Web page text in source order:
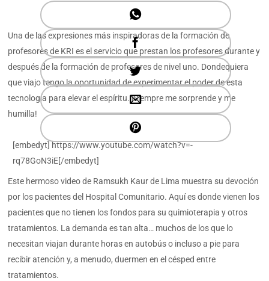
Una de las expresiones más inspiradoras de la formación de
profesores de KRI es el servicio que prestan los profesores durante y
después de la formación de profesores de nivel uno. Dondequiera
que viajo tengo la oportunidad de experimentar el poder de esta
tecnología para elevar el espíritu. ¡Siempre me sorprende y me
humilla!
[embedyt] https://www.youtube.com/watch?v=-
rq78GoN3iE[/embedyt]
Este hermoso video de Ramsukh Kaur de Lima muestra su devoción
por los pacientes del Hospital Comunitario. Aquí es donde vienen los
pacientes que no tienen los fondos para su quimioterapia y otros
tratamientos. La demanda es tan alta… muchos de los que lo
necesitan viajan durante horas en autobús o incluso a pie para
recibir atención y, a menudo, duermen en el césped entre
tratamientos.